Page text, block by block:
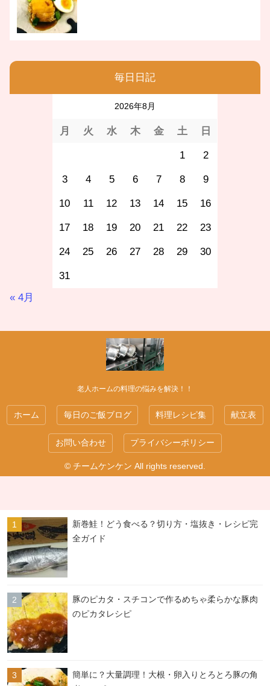
毎日日記
2026年8月
月 火 水 木 金 土 日
1 2
3 4 5 6 7 8 9
10 11 12 13 14 15 16
17 18 19 20 21 22 23
24 25 26 27 28 29 30
31
« 4月
老人ホームの料理の悩みを解決！！
ホーム 毎日のご飯ブログ 料理レシピ集 献立表
お問い合わせ プライバシーポリシー
© チームケンケン All rights reserved.
新巻鮭！どう食べる？切り方・塩抜き・レシピ完
全ガイド
豚のピカタ・スチコンで作るめちゃ柔らかな豚肉
のピカタレシピ
簡単に？大量調理！大根・卵入りとろとろ豚の角